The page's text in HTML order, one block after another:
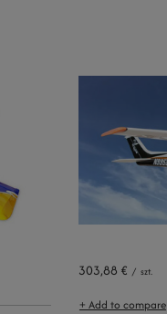
303,88 € / szt.
+ Add to compare